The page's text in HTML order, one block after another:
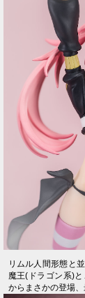
リムル人間形態と
魔王(ドラゴン系)
からまさかの登場、